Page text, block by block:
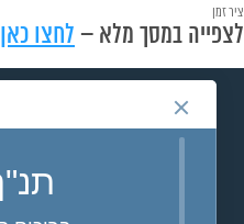
ציר זמן
לצפייה במסך מלא – לחצו כאן